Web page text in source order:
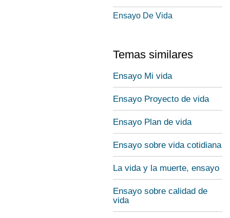
Ensayo De Vida
Temas similares
Ensayo Mi vida
Ensayo Proyecto de vida
Ensayo Plan de vida
Ensayo sobre vida cotidiana
La vida y la muerte, ensayo
Ensayo sobre calidad de
vida